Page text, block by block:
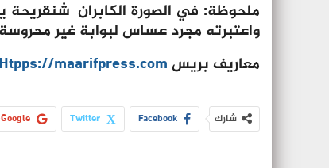
ملحوظة: في الصورة الكابران شنقريحة
واعتبرته مجرد عساس لبوابة غير محروسة
معاريف بريسHtpps://maarifpress.com
شارك Facebook
Twitter
Google+